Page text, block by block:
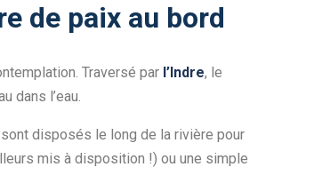
de paix au bord
Traversé par l’Indre, le
dans l’eau.
disposés le long de la rivière pour
mis à disposition !) ou une simple